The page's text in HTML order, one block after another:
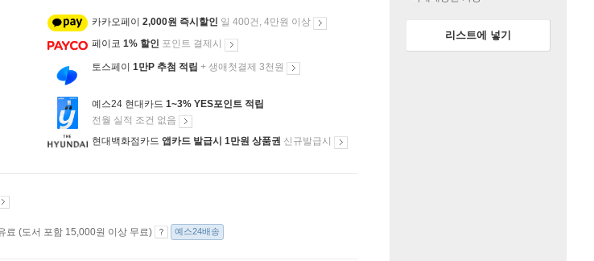
카카오페이 2,000원 즉시할인 일 400건, 4만원 이상
페이코 1% 할인 포인트 결제시
토스페이 1만P 추첨 적립 + 생애첫결제 3천원
예스24 현대카드 1~3% YES포인트 적립
전월 실적 조건 없음
현대백화점카드 앱카드 발급시 1만원 상품권 신규발급시
료 (도서 포함 15,000원 이상 무료) 예스24배송
리스트에 넣기